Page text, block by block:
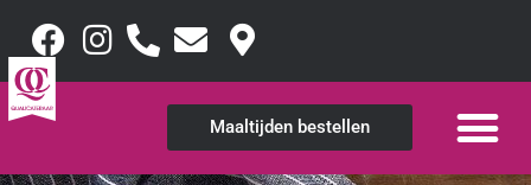
Maaltijden bestellen